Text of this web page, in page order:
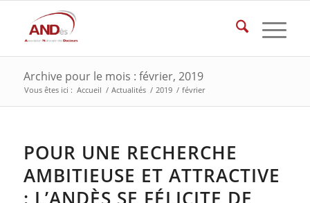
Archive pour le mois : février, 2019
Vous êtes ici : Accueil / Actualités / 2019 / février
POUR UNE RECHERCHE
AMBITIEUSE ET ATTRACTIVE